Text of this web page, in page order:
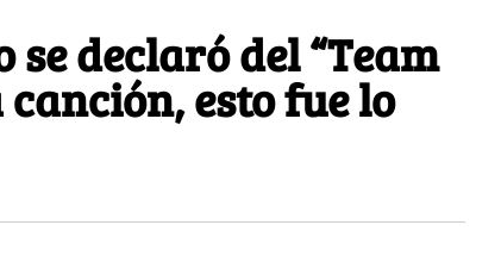
declaró del “Team
esto fue lo